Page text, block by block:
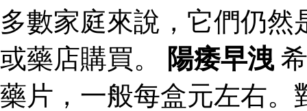
多數家庭來說，它們仍
或藥店購買。
陽痿早洩
藥片，一般每盒元左右。